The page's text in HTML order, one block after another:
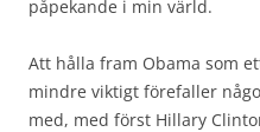
påpekande i min värld.
Att hålla fram Obama som
mindre viktigt förefaller
med, med först Hillary